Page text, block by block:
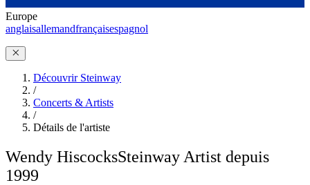
Europe
anglaisallemandfrançaisespagnol
Découvrir Steinway
/
Concerts & Artists
/
Détails de l'artiste
Wendy HiscocksSteinway Artist depuis
1999